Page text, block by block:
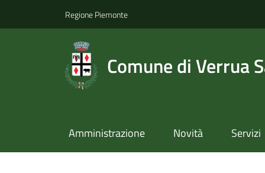
Regione Piemonte
Comune di Verrua
Amministrazione Novità Servizi